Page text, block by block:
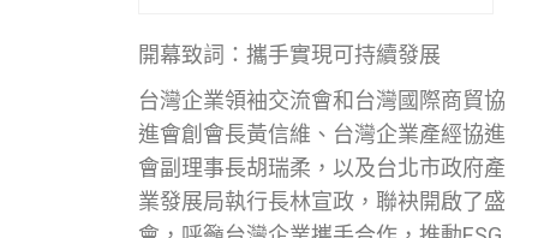
開幕致詞：攜手實現可持續發展
台灣企業領袖交流會和台灣國際商貿協
進會創會長黃信維、台灣企業產經協進
會副理事長胡瑞柔，以及台北市政府產
業發展局執行長林宣政，聯袂開啟了盛